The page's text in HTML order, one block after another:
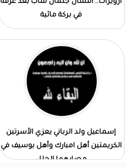
ازويرات.. انتشال جثمان شاب بعد غرقه
في بركة مائية
إسماعيل ولد الرباني يعزي الأسرتين
الكريمتين أهل امبارك وأهل بوسيف في
مصابهما الجلل